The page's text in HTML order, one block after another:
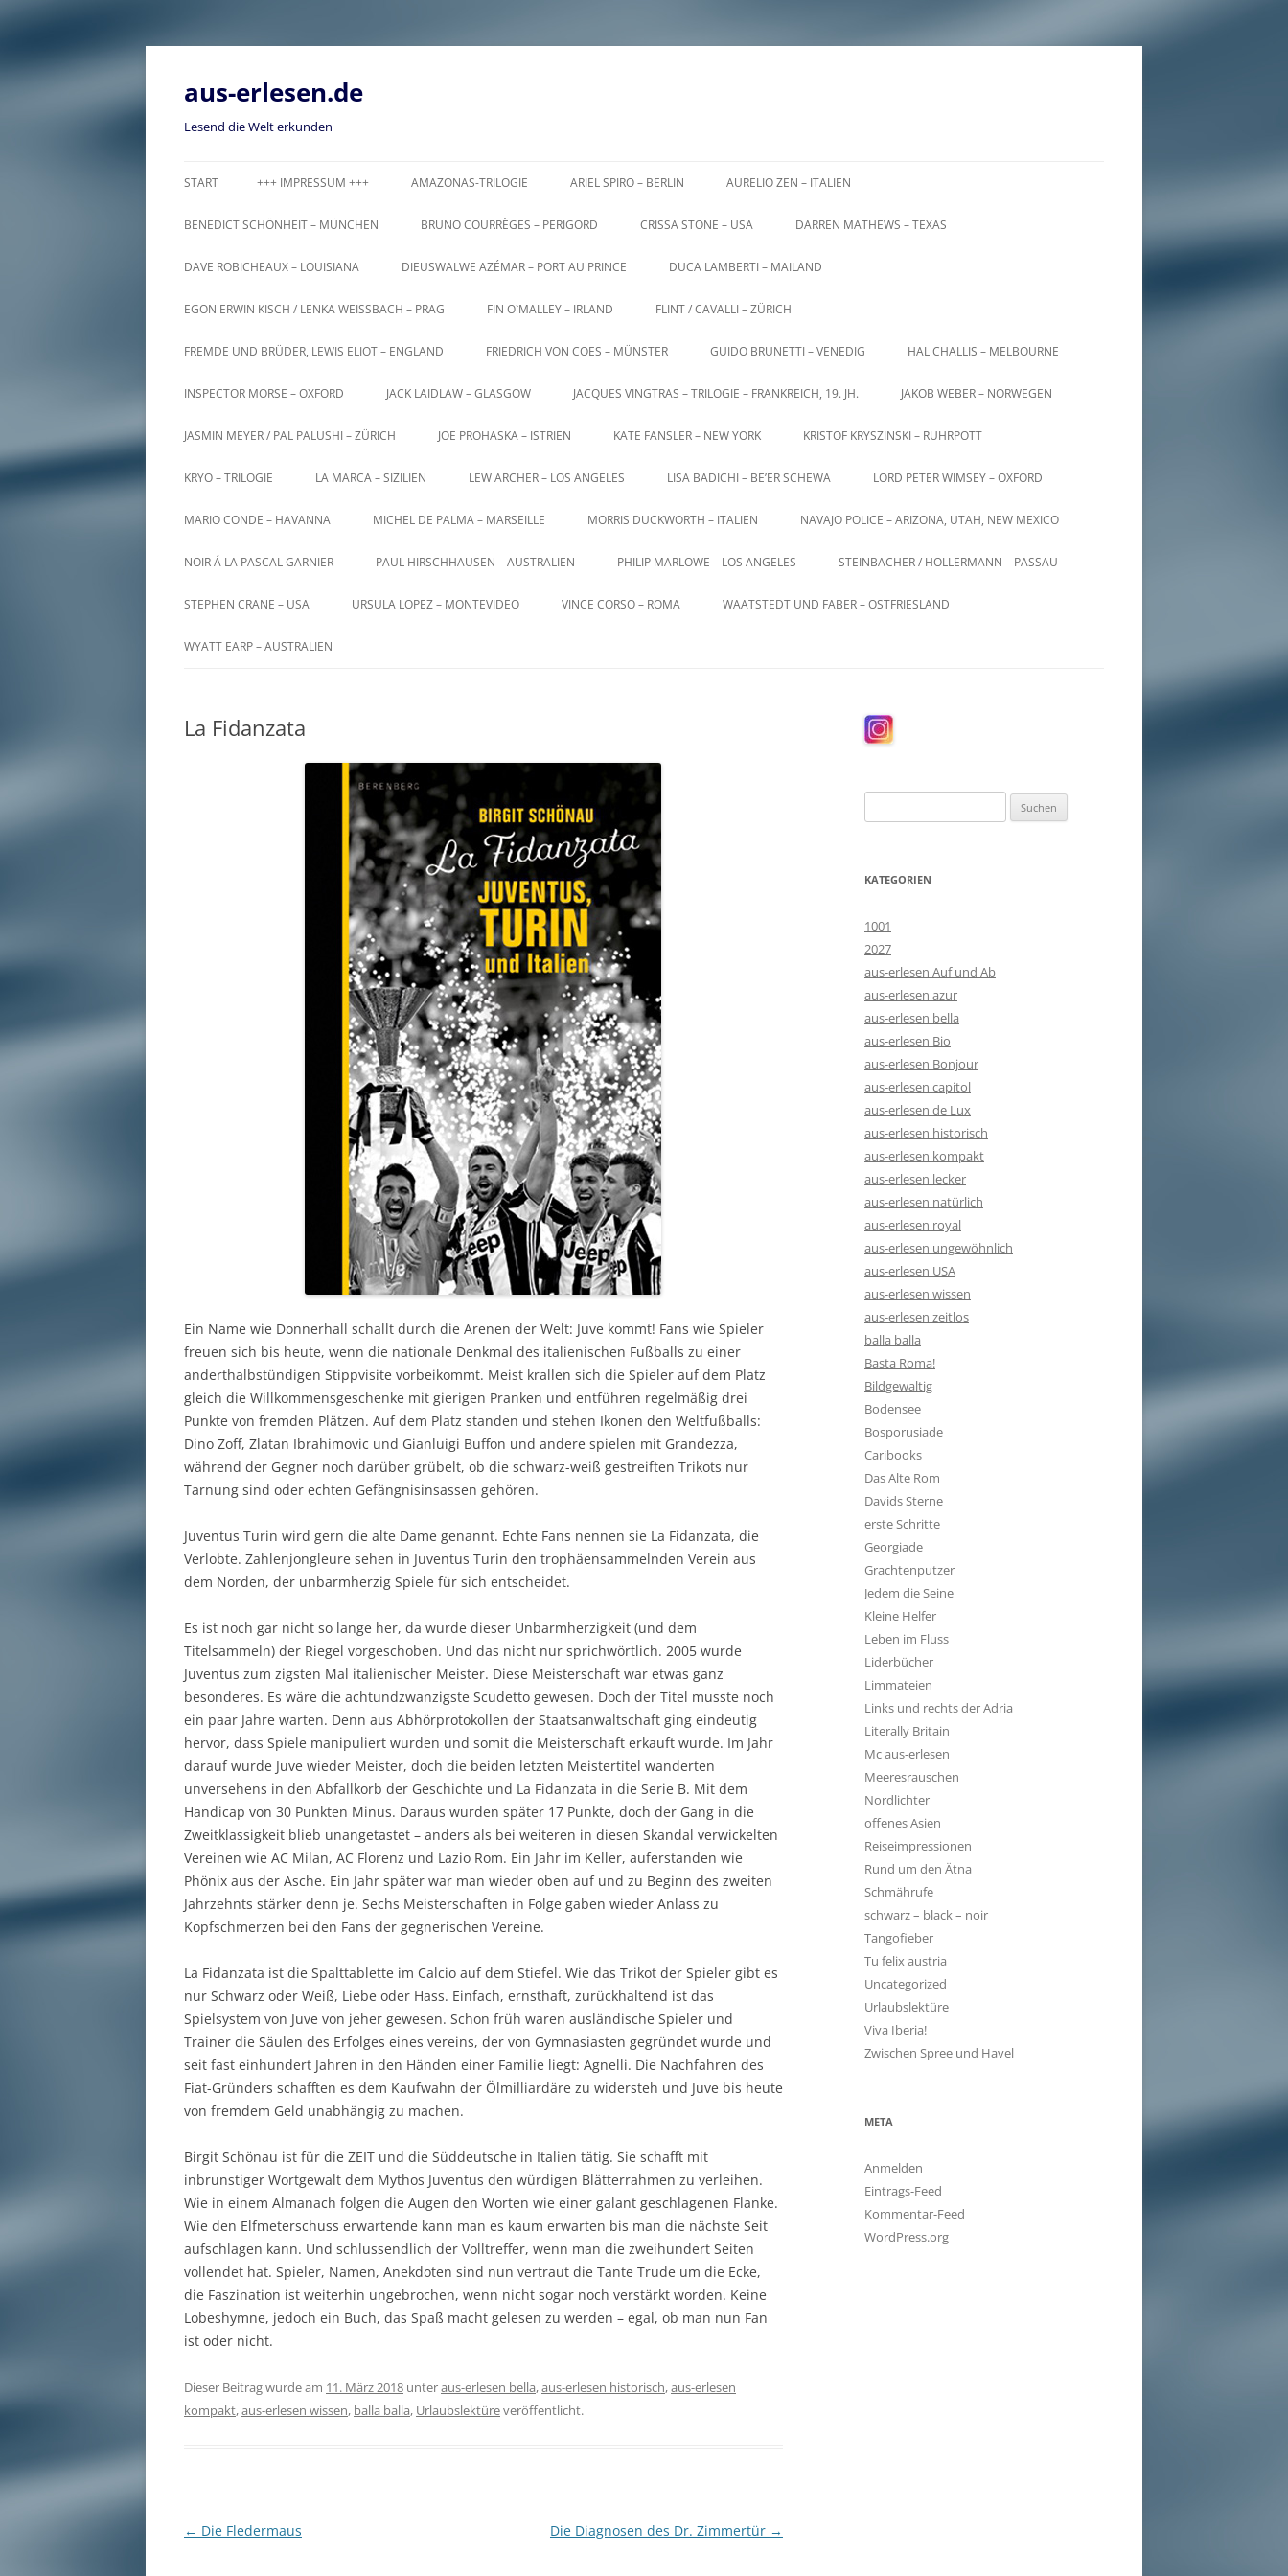
Zum
aus-erlesen.de
Lesend die Welt erkunden
START +++ IMPRESSUM +++ AMAZONAS-TRILOGIE ARIEL SPIRO – BERLIN AURELIO ZEN – ITALIEN
BENEDICT SCHÖNHEIT – MÜNCHEN BRUNO COURRÈGES – PERIGORD CRISSA STONE – USA DARREN MATHEWS – TEXAS
DAVE ROBICHEAUX – LOUISIANA DIEUSWALWE AZÉMAR – PORT AU PRINCE DUCA LAMBERTI – MAILAND
EGON ERWIN KISCH / LENKA WEISSBACH – PRAG FIN O`MALLEY – IRLAND FLINT / CAVALLI – ZÜRICH
FREMDE UND BRÜDER, LEWIS ELIOT – ENGLAND FRIEDRICH VON COES – MÜNSTER GUIDO BRUNETTI – VENEDIG HAL CHALLIS – MELBOURNE
INSPECTOR MORSE – OXFORD JACK LAIDLAW – GLASGOW JACQUES VINGTRAS – TRILOGIE – FRANKREICH, 19. JH. JAKOB WEBER – NORWEGEN
JASMIN MEYER / PAL PALUSHI – ZÜRICH JOE PROHASKA – ISTRIEN KATE FANSLER – NEW YORK KRISTOF KRYSZINSKI – RUHRPOTT
KRYO – TRILOGIE LA MARCA – SIZILIEN LEW ARCHER – LOS ANGELES LISA BADICHI – BE’ER SCHEWA LORD PETER WIMSEY – OXFORD
MARIO CONDE – HAVANNA MICHEL DE PALMA – MARSEILLE MORRIS DUCKWORTH – ITALIEN NAVAJO POLICE – ARIZONA, UTAH, NEW MEXICO
NOIR Á LA PASCAL GARNIER PAUL HIRSCHHAUSEN – AUSTRALIEN PHILIP MARLOWE – LOS ANGELES STEINBACHER / HOLLERMANN – PASSAU
STEPHEN CRANE – USA URSULA LOPEZ – MONTEVIDEO VINCE CORSO – ROMA WAATSTEDT UND FABER – OSTFRIESLAND
WYATT EARP – AUSTRALIEN
La Fidanzata
Ein Name wie Donnerhall schallt durch die Arenen der Welt: Juve kommt! Fans wie Spieler
freuen sich bis heute, wenn die nationale Denkmal des italienischen Fußballs zu einer
anderthalbstündigen Stippvisite vorbeikommt. Meist krallen sich die Spieler auf dem Platz
gleich die Willkommensgeschenke mit gierigen Pranken und entführen regelmäßig drei
Punkte von fremden Plätzen. Auf dem Platz standen und stehen Ikonen den Weltfußballs:
Dino Zoff, Zlatan Ibrahimovic und Gianluigi Buffon und andere spielen mit Grandezza,
während der Gegner noch darüber grübelt, ob die schwarz-weiß gestreiften Trikots nur
Tarnung sind oder echten Gefängnisinsassen gehören.
Juventus Turin wird gern die alte Dame genannt. Echte Fans nennen sie La Fidanzata, die
Verlobte. Zahlenjongleure sehen in Juventus Turin den trophäensammelnden Verein aus
dem Norden, der unbarmherzig Spiele für sich entscheidet.
Es ist noch gar nicht so lange her, da wurde dieser Unbarmherzigkeit (und dem
Titelsammeln) der Riegel vorgeschoben. Und das nicht nur sprichwörtlich. 2005 wurde
Juventus zum zigsten Mal italienischer Meister. Diese Meisterschaft war etwas ganz
besonderes. Es wäre die achtundzwanzigste Scudetto gewesen. Doch der Titel musste noch
ein paar Jahre warten. Denn aus Abhörprotokollen der Staatsanwaltschaft ging eindeutig
hervor, dass Spiele manipuliert wurden und somit die Meisterschaft erkauft wurde. Im Jahr
darauf wurde Juve wieder Meister, doch die beiden letzten Meistertitel wanderten
unversehens in den Abfallkorb der Geschichte und La Fidanzata in die Serie B. Mit dem
Handicap von 30 Punkten Minus. Daraus wurden später 17 Punkte, doch der Gang in die
Zweitklassigkeit blieb unangetastet – anders als bei weiteren in diesen Skandal verwickelten
Vereinen wie AC Milan, AC Florenz und Lazio Rom. Ein Jahr im Keller, auferstanden wie
Phönix aus der Asche. Ein Jahr später war man wieder oben auf und zu Beginn des zweiten
Jahrzehnts stärker denn je. Sechs Meisterschaften in Folge gaben wieder Anlass zu
Kopfschmerzen bei den Fans der gegnerischen Vereine.
La Fidanzata ist die Spalttablette im Calcio auf dem Stiefel. Wie das Trikot der Spieler gibt es
nur Schwarz oder Weiß, Liebe oder Hass. Einfach, ernsthaft, zurückhaltend ist das
Spielsystem von Juve von jeher gewesen. Schon früh waren ausländische Spieler und
Trainer die Säulen des Erfolges eines vereins, der von Gymnasiasten gegründet wurde und
seit fast einhundert Jahren in den Händen einer Familie liegt: Agnelli. Die Nachfahren des
Fiat-Gründers schafften es dem Kaufwahn der Ölmilliardäre zu widersteh und Juve bis heute
von fremdem Geld unabhängig zu machen.
Birgit Schönau ist für die ZEIT und die Süddeutsche in Italien tätig. Sie schafft mit
inbrunstiger Wortgewalt dem Mythos Juventus den würdigen Blätterrahmen zu verleihen.
Wie in einem Almanach folgen die Augen den Worten wie einer galant geschlagenen Flanke.
Wie den Elfmeterschuss erwartende kann man es kaum erwarten bis man die nächste Seit
aufschlagen kann. Und schlussendlich der Volltreffer, wenn man die zweihundert Seiten
vollendet hat. Spieler, Namen, Anekdoten sind nun vertraut die Tante Trude um die Ecke,
die Faszination ist weiterhin ungebrochen, wenn nicht sogar noch verstärkt worden. Keine
Lobeshymne, jedoch ein Buch, das Spaß macht gelesen zu werden – egal, ob man nun Fan
ist oder nicht.
Dieser Beitrag wurde am 11. März 2018 unteraus-erlesen bella,aus-erlesen historisch,aus-erlesen
kompakt,aus-erlesen wissen, balla balla, Urlaubslektüreveröffentlicht.
Beitragsnavigation
← Die Fledermaus Die Diagnosen des Dr. Zimmertür →
nach:
KATEGORIEN
1001
2027
aus-erlesen Auf und Ab
aus-erlesen azur
aus-erlesen bella
aus-erlesen Bio
aus-erlesen Bonjour
aus-erlesen capitol
aus-erlesen de Lux
aus-erlesen historisch
aus-erlesen kompakt
aus-erlesen lecker
aus-erlesen natürlich
aus-erlesen royal
aus-erlesen ungewöhnlich
aus-erlesen USA
aus-erlesen wissen
aus-erlesen zeitlos
balla balla
Basta Roma!
Bildgewaltig
Bodensee
Bosporusiade
Caribooks
Das Alte Rom
Davids Sterne
erste Schritte
Georgiade
Grachtenputzer
Jedem die Seine
Kleine Helfer
Leben im Fluss
Liderbücher
Limmateien
Links und rechts der Adria
Literally Britain
Mc aus-erlesen
Meeresrauschen
Nordlichter
offenes Asien
Reiseimpressionen
Rund um den Ätna
Schmährufe
schwarz – black – noir
Tangofieber
Tu felix austria
Uncategorized
Urlaubslektüre
Viva Iberia!
Zwischen Spree und Havel
META
Anmelden
Eintrags-Feed
Kommentar-Feed
WordPress.org